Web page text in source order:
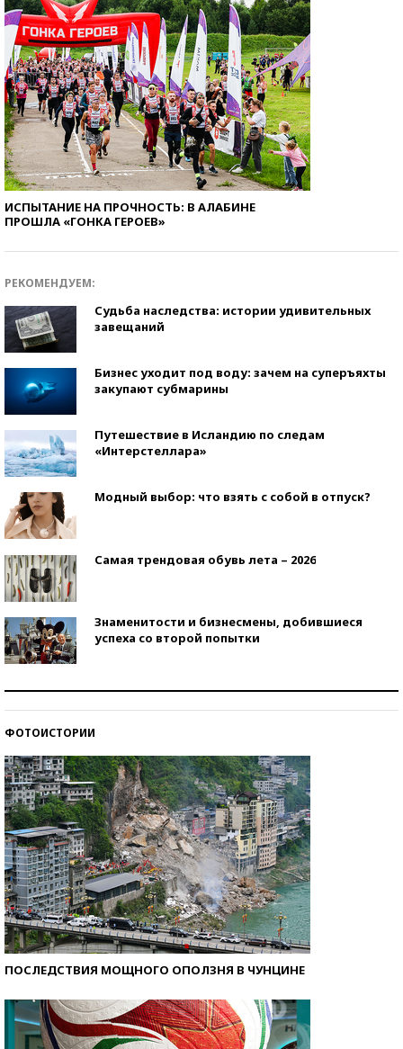
ИСПЫТАНИЕ НА ПРОЧНОСТЬ: В АЛАБИНЕ
ПРОШЛА «ГОНКА ГЕРОЕВ»
РЕКОМЕНДУЕМ:
Судьба наследства: истории удивительных
завещаний
Бизнес уходит под воду: зачем на суперъяхты
закупают субмарины
Путешествие в Исландию по следам
«Интерстеллара»
Модный выбор: что взять с собой в отпуск?
Самая трендовая обувь лета – 2026
Знаменитости и бизнесмены, добившиеся
успеха со второй попытки
ФОТОИСТОРИИ
ПОСЛЕДСТВИЯ МОЩНОГО ОПОЛЗНЯ В ЧУНЦИНЕ